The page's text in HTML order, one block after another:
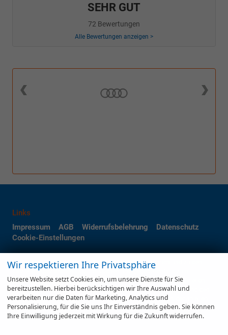
SEHR GUT
72 Bewertungen
Alle Bewertungen anzeigen >
Links
Impressum
AGB Widerrufsbelehrung
Datenschutz
Cookie-Einstellungen
Weitere Informationen zum offiziellen Kraftstoffverbrauch und zu den
offiziellen spezifischen CO
-Emissionen und gegebenenfalls zum
Stromverbrauch neuer PKW können dem 'Leitfaden über den offiziellen
Kraftstoffverbrauch, die offiziellen spezifischen CO 2-Emissionen und den
offiziellen Stromverbrauch neuer PKW' entnommen werden, der an allen
Verkaufsstellen und bei der 'Deutschen Automobil Treuhand GmbH'
unentgeltlich erhältlich ist unter www.dat.de.
Wir respektieren Ihre Privatsphäre
Unsere Website setzt Cookies ein, um unsere Dienste für Sie
bereitzustellen. Hierbei berücksichtigen wir Ihre Auswahl und
verarbeiten nur die Daten für Marketing, Analytics und
Personalisierung, für die Sie uns Ihr Einverständnis geben. Sie können
Ihre Einwilligung jederzeit mit Wirkung für die Zukunft widerrufen.